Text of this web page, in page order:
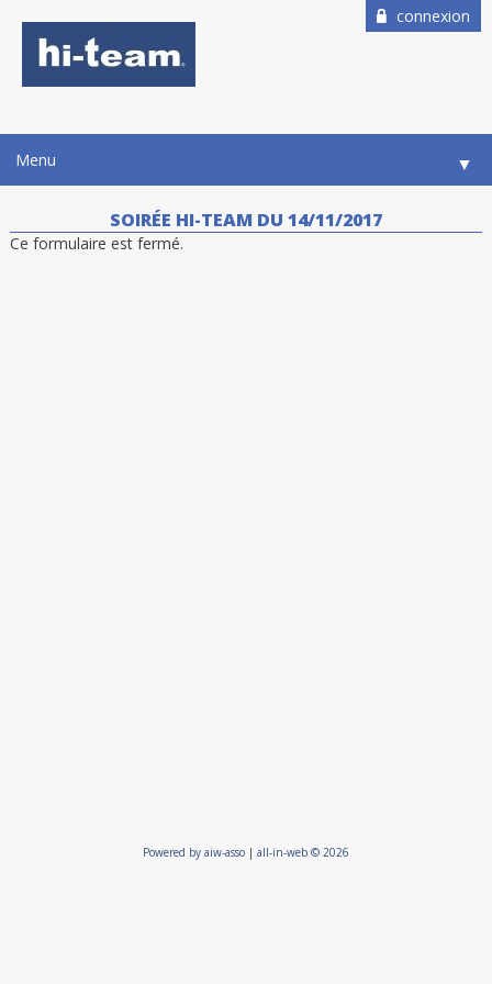
connexion
Menu ▼
SOIRÉE HI-TEAM DU 14/11/2017
Ce formulaire est fermé.
Powered by aiw-asso | all-in-web © 2026